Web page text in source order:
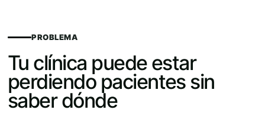
PROBLEMA
Tu clínica puede estar
perdiendo pacientes sin
saber dónde